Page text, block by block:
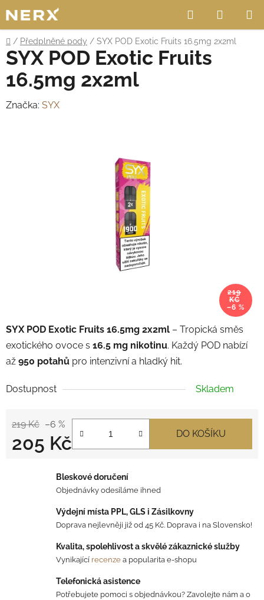
na
obsah
Hledat
KOŠÍK
Domů
/ Předplněné pody / SYX POD Exotic Fruits 16.5mg 2x2ml
SYX POD Exotic Fruits 16.5mg 2x2ml – Tropická směs
exotického ovoce s 16.5 mg nikotinu. Každý POD nabízí
až 950 potahů pro intenzivní a hladký hit.
Dostupnost Skladem
219 Kč –6 %
205 Kč DO KOŠÍKU
SYX POD Exotic Fruits
16.5mg 2x2ml
Značka: SYX
219
KČ
–6 %
Bleskové doručení
Objednávky odesíláme ihned
Výdejní místa PPL, GLS i Zásilkovny
Doprava nejlevněji již od 45 Kč. Doprava i na Slovensko!
Kvalita, spolehlivost a skvělé zákaznické služby
Vynikající recenze a popularita e-shopu
Telefonická asistence
Potřebujete pomoci s objednávkou? Zavolejte nám a o